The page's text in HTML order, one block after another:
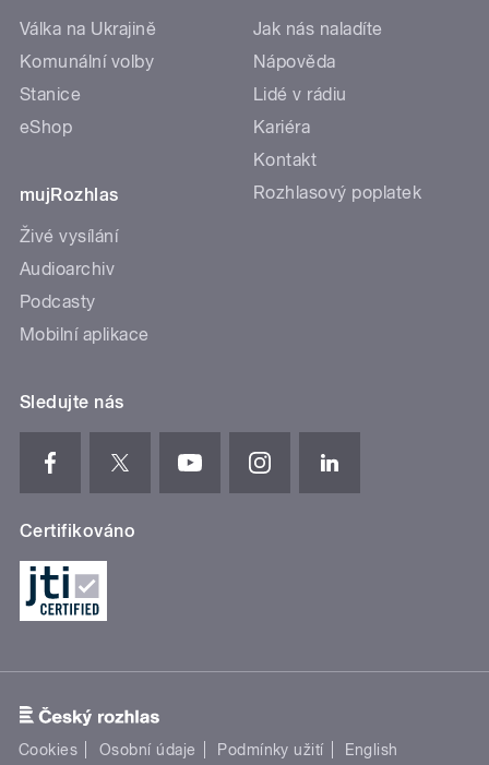
Válka na Ukrajině
Komunální volby
Stanice
eShop
mujRozhlas
Živé vysílání
Audioarchiv
Podcasty
Mobilní aplikace
Jak nás naladíte
Nápověda
Lidé v rádiu
Kariéra
Kontakt
Rozhlasový poplatek
Sledujte nás
Certifikováno
Cookies Osobní údaje Podmínky užití English